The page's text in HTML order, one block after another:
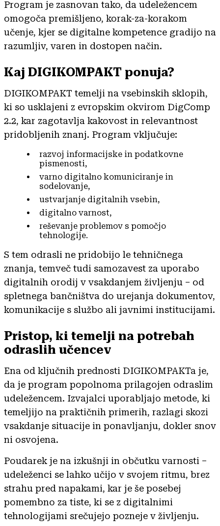
Program je zasnovan tako, da udeležencem
omogoča premišljeno, korak-za-korakom
učenje, kjer se digitalne kompetence gradijo na
razumljiv, varen in dostopen način.
Kaj DIGIKOMPAKT ponuja?
DIGIKOMPAKT temelji na vsebinskih sklopih,
ki so usklajeni z evropskim okvirom DigComp
2.2, kar zagotavlja kakovost in relevantnost
pridobljenih znanj. Program vključuje:
razvoj informacijske in podatkovne
pismenosti,
varno digitalno komuniciranje in
sodelovanje,
ustvarjanje digitalnih vsebin,
digitalno varnost,
reševanje problemov s pomočjo
tehnologije.
S tem odrasli ne pridobijo le tehničnega
znanja, temveč tudi samozavest za uporabo
digitalnih orodij v vsakdanjem življenju – od
spletnega bančništva do urejanja dokumentov,
komunikacije s službo ali javnimi institucijami.
Pristop, ki temelji na potrebah
odraslih učencev
Ena od ključnih prednosti DIGIKOMPAKTa je,
da je program popolnoma prilagojen odraslim
udeležencem. Izvajalci uporabljajo metode, ki
temeljijo na praktičnih primerih, razlagi skozi
vsakdanje situacije in ponavljanju, dokler snov
ni osvojena.
Poudarek je na izkušnji in občutku varnosti –
udeleženci se lahko učijo v svojem ritmu, brez
strahu pred napakami, kar je še posebej
pomembno za tiste, ki se z digitalnimi
tehnologijami srečujejo pozneje v življenju.